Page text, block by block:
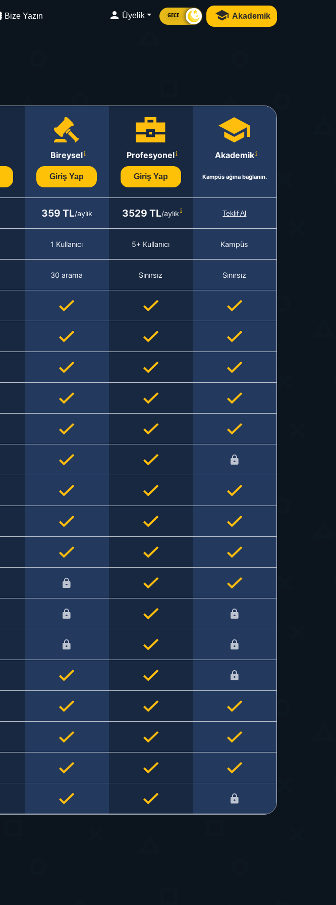
Bize Yazın Üyelik GECE Akademik
Bireysel
Giriş Yap
Profesyonel
Giriş Yap
Akademik
Kampüs ağına bağlanın.
359 TL/aylık 3529 TL/aylık Teklif Al
1 Kullanıcı 5+ Kullanıcı Kampüs
30 arama Sınırsız Sınırsız